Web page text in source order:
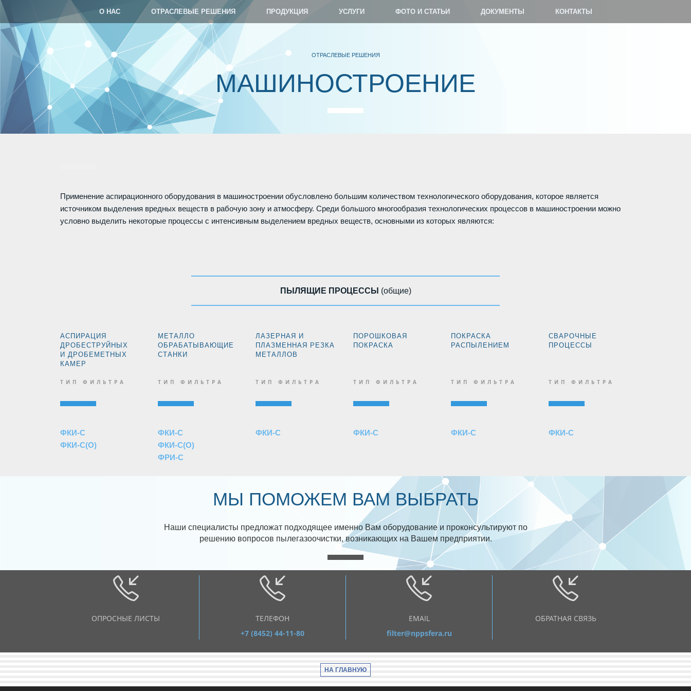
О НАС ОТРАСЛЕВЫЕ РЕШЕНИЯ ПРОДУКЦИЯ УСЛУГИ ФОТО И СТАТЬИ ДОКУМЕНТЫ КОНТАКТЫ
ОТРАСЛЕВЫЕ РЕШЕНИЯ
МАШИНОСТРОЕНИЕ
Применение аспирационного оборудования в машиностроении обусловлено большим количеством технологического оборудования, которое является
источником выделения вредных веществ в рабочую зону и атмосферу. Среди большого многообразия технологических процессов в машиностроении можно
условно выделить некоторые процессы с интенсивным выделением вредных веществ, основными из которых являются:
ПЫЛЯЩИЕ ПРОЦЕССЫ (общие)
АСПИРАЦИЯ
ДРОБЕСТРУЙНЫХ
И ДРОБЕМЕТНЫХ
КАМЕР
ТИП ФИЛЬТРА
ФКИ-С
ФКИ-С(О)
МЕТАЛЛО
ОБРАБАТЫВАЮЩИЕ
СТАНКИ
ТИП ФИЛЬТРА
ФКИ-С
ФКИ-С(О)
ФРИ-С
ЛАЗЕРНАЯ И
ПЛАЗМЕННАЯ РЕЗКА
МЕТАЛЛОВ
ТИП ФИЛЬТРА
ФКИ-С
ПОРОШКОВАЯ
ПОКРАСКА
ТИП ФИЛЬТРА
ФКИ-С
ПОКРАСКА
РАСПЫЛЕНИЕМ
ТИП ФИЛЬТРА
ФКИ-С
СВАРОЧНЫЕ
ПРОЦЕССЫ
ТИП ФИЛЬТРА
ФКИ-С
МЫ ПОМОЖЕМ ВАМ ВЫБРАТЬ
Наши специалисты предложат подходящее именно Вам оборудование и проконсультируют по
решению вопросов пылегазоочистки, возникающих на Вашем предприятии.
ОПРОСНЫЕ ЛИСТЫ
ТЕЛЕФОН
+7 (8452) 44-11-80
EMAIL
filter@nppsfera.ru
ОБРАТНАЯ СВЯЗЬ
НА ГЛАВНУЮ